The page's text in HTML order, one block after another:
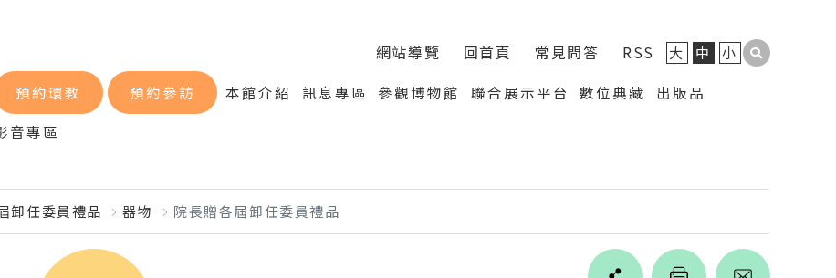
網站導覽 回首頁 常見問答 RSS 大 中 小
預約環教 預約參訪 本館介紹 訊息專區 參觀博物館 聯合展示平台 數位典藏
出版品
音專區
卸任委員禮品 器物 院長贈各屆卸任委員禮品